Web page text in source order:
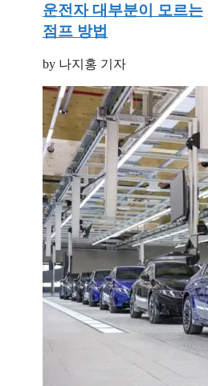
운전자 대부분이 모르는
점프 방법
by 나지홍 기자